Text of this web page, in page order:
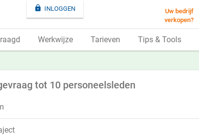
tot 10 personeelsleden
 INLOGGEN
Uw bedrijf
verkopen?
Werkwijze Tarieven Tips & Tools